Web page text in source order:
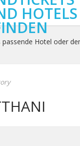
Hotel oder